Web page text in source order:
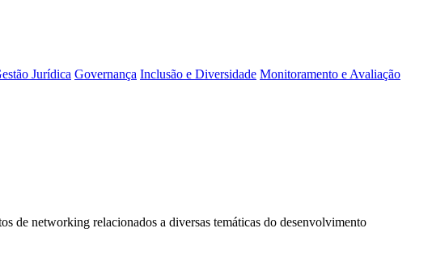
Jurídica Governança Inclusão e Diversidade Monitoramento e Avaliação
de networking relacionados a diversas temáticas do desenvolvimento